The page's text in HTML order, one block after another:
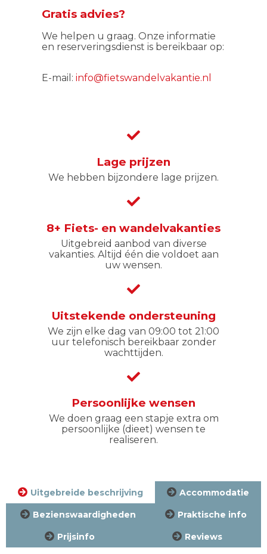
Gratis advies?
We helpen u graag. Onze informatie
en reserveringsdienst is bereikbaar op:
E-mail: info@fietswandelvakantie.nl
Lage prijzen
We hebben bijzondere lage prijzen.
8+ Fiets- en wandelvakanties
Uitgebreid aanbod van diverse
vakanties. Altijd één die voldoet aan
uw wensen.
Uitstekende ondersteuning
We zijn elke dag van 09:00 tot 21:00
uur telefonisch bereikbaar zonder
wachttijden.
Persoonlijke wensen
We doen graag een stapje extra om
persoonlijke (dieet) wensen te
realiseren.
Uitgebreide beschrijving Accommodatie
Bezienswaardigheden Praktische info
Prijsinfo Reviews